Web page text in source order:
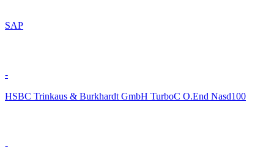
SAP
-
HSBC Trinkaus & Burkhardt GmbH TurboC O.End Nasd100
-